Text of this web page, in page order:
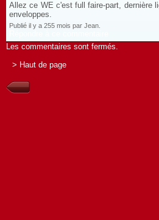
Allez ce WE c'est full faire-part, dernière
enveloppes.
Publié il y a 255 mois par Jean.
Les commentaires sont fermés.
> Haut de page